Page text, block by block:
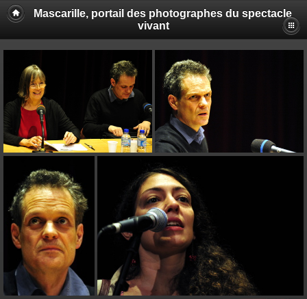
Mascarille, portail des photographes du spectacle
vivant